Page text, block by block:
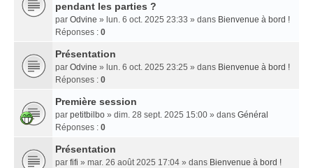
pendant les parties ?
par Odvine » lun. 6 oct. 2025 23:33 » dans Bienvenue à bord !
Réponses : 0
Présentation
par Odvine » lun. 6 oct. 2025 23:25 » dans Bienvenue à bord !
Réponses : 0
Première session
par petitbilbo » dim. 28 sept. 2025 15:00 » dans Général
Réponses : 0
Présentation
par fifi » mar. 26 août 2025 17:04 » dans Bienvenue à bord !